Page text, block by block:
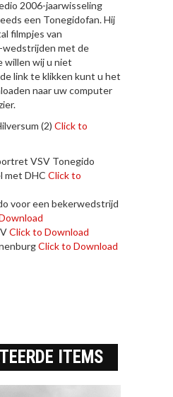
2006-jaarwisseling
een Tonegidofan. Hij
filmpjes van
wedstrijden met de
willen wij u niet
link te klikken kunt u het
naar uw computer
(2) Click to
VSV Tonegido
met DHC Click to
voor een bekerwedstrijd
Click to Download
Click to Download
ITEMS